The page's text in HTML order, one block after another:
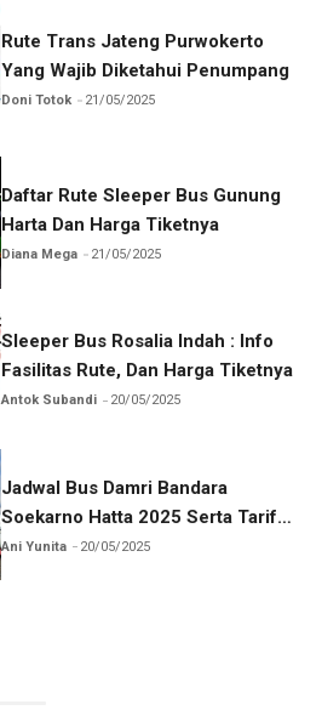
Rute Trans Jateng Purwokerto
Yang Wajib Diketahui Penumpang
Doni Totok 21/05/2025
Daftar Rute Sleeper Bus Gunung
Harta Dan Harga Tiketnya
Diana Mega 21/05/2025
Sleeper Bus Rosalia Indah : Info
Fasilitas Rute, Dan Harga Tiketnya
Antok Subandi 20/05/2025
Jadwal Bus Damri Bandara
Soekarno Hatta 2025 Serta Tarif
Dan Rutenya
Ani Yunita 20/05/2025